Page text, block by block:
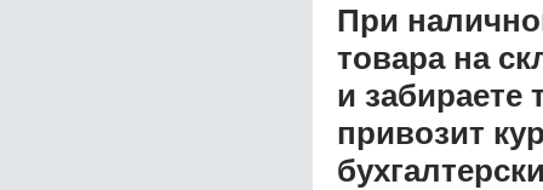
При
товара на
и забираете
привозит